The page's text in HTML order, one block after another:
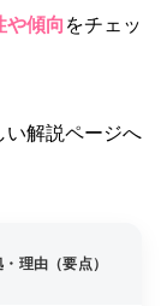
や傾向 をチェッ
い解説ページへ
理由（要点）